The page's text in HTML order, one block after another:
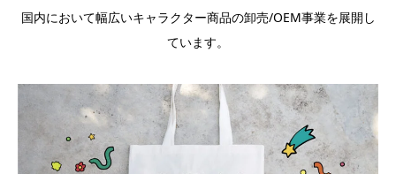
国内において幅広いキャラクター商品の卸売/OEM事業を展開し
ています。